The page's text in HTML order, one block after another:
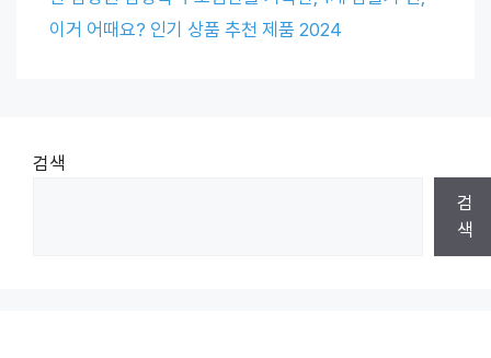
이거 어때요? 인기 상품 추천 제품 2024
검색
검
색